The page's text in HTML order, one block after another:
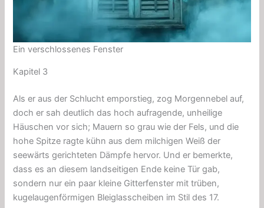
Ein verschlossenes Fenster
Kapitel 3
Als er aus der Schlucht emporstieg, zog Morgennebel auf,
doch er sah deutlich das hoch aufragende, unheilige
Häuschen vor sich; Mauern so grau wie der Fels, und die
hohe Spitze ragte kühn aus dem milchigen Weiß der
seewärts gerichteten Dämpfe hervor. Und er bemerkte,
dass es an diesem landseitigen Ende keine Tür gab,
sondern nur ein paar kleine Gitterfenster mit trüben,
kugelaugenförmigen Bleiglasscheiben im Stil des 17.